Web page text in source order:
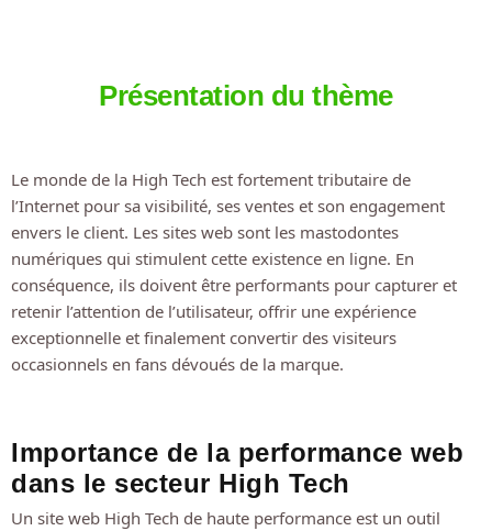
Présentation du thème
Le monde de la High Tech est fortement tributaire de
l’Internet pour sa visibilité, ses ventes et son engagement
envers le client. Les sites web sont les mastodontes
numériques qui stimulent cette existence en ligne. En
conséquence, ils doivent être performants pour capturer et
retenir l’attention de l’utilisateur, offrir une expérience
exceptionnelle et finalement convertir des visiteurs
occasionnels en fans dévoués de la marque.
Importance de la performance web
dans le secteur High Tech
Un site web High Tech de haute performance est un outil